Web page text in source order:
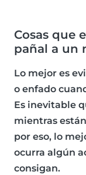
Cosas que
pañal a un
Lo mejor es
o enfado
Es inevitable
mientras
por eso, lo
ocurra algún
consigan.